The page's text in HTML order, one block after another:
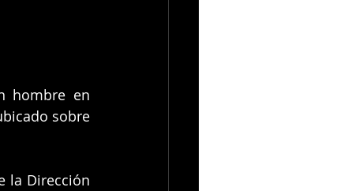
hombre en
sobre
la Dirección